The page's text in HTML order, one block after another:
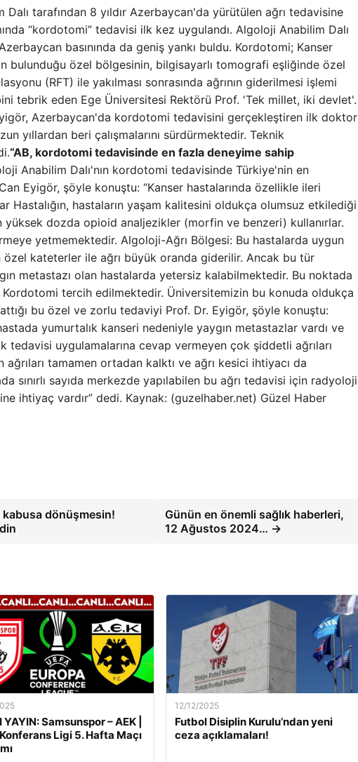
tarafından 8 yıldır Azerbaycan'da yürütülen ağrı tedavisine
“kordotomi” tedavisi ilk kez uygulandı. Algoloji Anabilim Dalı
basınında da geniş yankı buldu. Kordotomi; Kanser
bulunduğu özel bölgesinin, bilgisayarlı tomografi eşliğinde özel
(RFT) ile yakılması sonrasında ağrının giderilmesi işlemi
tebrik eden Ege Üniversitesi Rektörü Prof. 'Tek millet, iki devlet'.
Azerbaycan'da kordotomi tedavisini gerçekleştiren ilk doktor
yıllardan beri çalışmalarını sürdürmektedir. Teknik
“AB, kordotomi tedavisinde en fazla deneyime sahip
Anabilim Dalı'nın kordotomi tedavisinde Türkiye'nin en
Eyigör, şöyle konuştu: “Kanser hastalarında özellikle ileri
Hastalığın, hastaların yaşam kalitesini oldukça olumsuz etkilediği
yüksek dozda opioid analjezikler (morfin ve benzeri) kullanırlar.
yetmemektedir. Algoloji-Ağrı Bölgesi: Bu hastalarda uygun
kateterler ile ağrı büyük oranda giderilir. Ancak bu tür
metastazı olan hastalarda yetersiz kalabilmektedir. Bu noktada
tercih edilmektedir. Üniversitemizin bu konuda oldukça
bu özel ve zorlu tedaviyi Prof. Dr. Eyigör, şöyle konuştu:
yumurtalık kanseri nedeniyle yaygın metastazlar vardı ve
uygulamalarına cevap vermeyen çok şiddetli ağrıları
ağrıları tamamen ortadan kalktı ve ağrı kesici ihtiyacı da
sınırlı sayıda merkezde yapılabilen bu ağrı tedavisi için radyoloji
ihtiyaç vardır” dedi. Kaynak: (guzelhaber.net) Güzel Haber
dönüşmesin!
Günün en önemli sağlık haberleri,
12 Ağustos 2024… →
YAYIN: Samsunspor – AEK |
Ligi 5. Hafta Maçı
12/12/2025
Futbol Disiplin Kurulu’ndan yeni
ceza açıklamaları!